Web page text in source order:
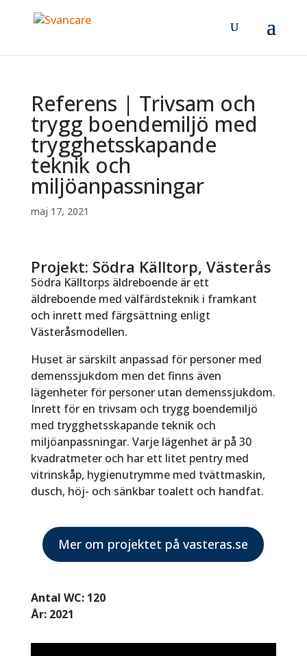
Referens | Trivsam och
trygg boendemiljö med
trygghetsskapande
teknik och
miljöanpassningar
maj 17, 2021
Projekt: Södra Källtorp, Västerås
Södra Källtorps äldreboende är ett
äldreboende med välfärdsteknik i framkant
och inrett med färgsättning enligt
Västeråsmodellen.
Huset är särskilt anpassad för personer med
demenssjukdom men det finns även
lägenheter för personer utan demenssjukdom.
Inrett för en trivsam och trygg boendemiljö
med trygghetsskapande teknik och
miljöanpassningar. Varje lägenhet är på 30
kvadratmeter och har ett litet pentry med
vitrinskåp, hygienutrymme med tvättmaskin,
dusch, höj- och sänkbar toalett och handfat.
Mer om projektet på vasteras.se
Antal WC: 120
År: 2021